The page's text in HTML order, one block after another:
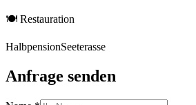
🍽 Restauration
HalbpensionSeeterasse
Anfrage senden